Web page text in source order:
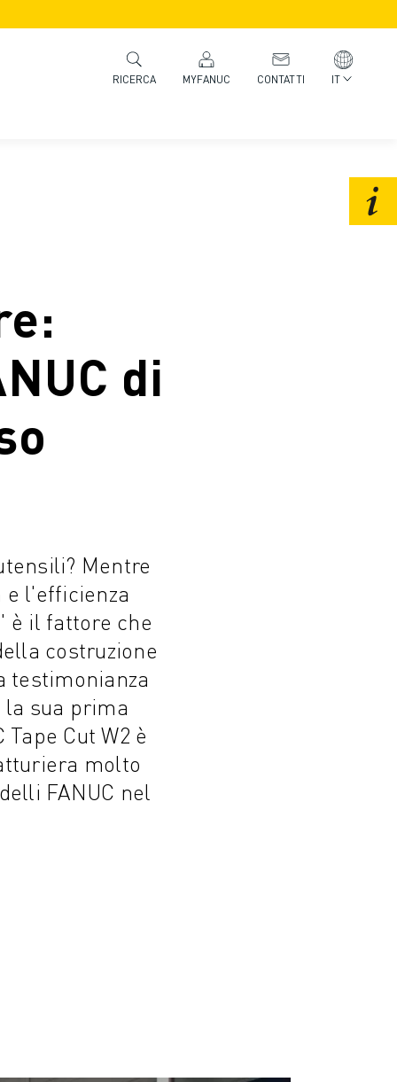
RICERCA MYFANUC CONTATTI IT
di
Mentre
l'efficienza
è il fattore che
costruzione
testimonianza
sua prima
Cut W2 è
molto
FANUC nel